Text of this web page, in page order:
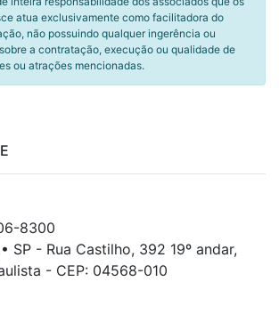
atua exclusivamente como facilitadora do
não possuindo qualquer ingerência ou
a contratação, execução ou qualidade de
ou atrações mencionadas.
8300
SP - Rua Castilho, 392 19º andar,
- CEP: 04568-010